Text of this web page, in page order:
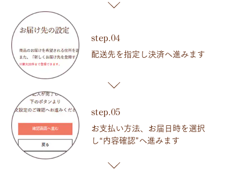
step.04
配送先を指定し決済へ進みます
step.05
お支払い方法、お届日時を選択
し“内容確認”へ進みます